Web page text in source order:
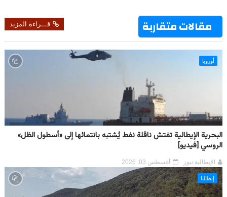
مقالات متقاربة قـــراءة المزيد
أوروبا
البحرية الإيطالية تفتش ناقلة نفط يُشتبه بانتمائها إلى «أسطول الظل»
الروسي [فيديو]
الإيطالية نيوز أغسطس 03, 2026
إيطاليا